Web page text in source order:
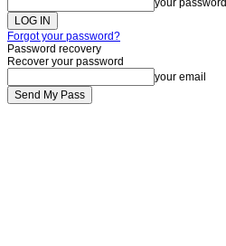
your password
Forgot your password?
Password recovery
Recover your password
your email